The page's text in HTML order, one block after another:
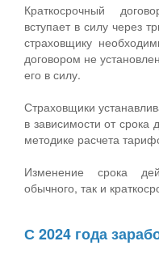
Краткосрочный
вступает в силу через
страховщику
договором не
его в силу.
Страховщики
в зависимости от срока
методике расчета
Изменение срока
обычного, так и
С 2024 года